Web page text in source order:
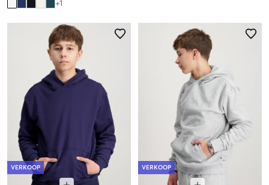
+1
VERKOOP VERKOOP